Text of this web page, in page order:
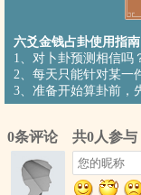
六爻金钱占卦使用指南
1、对卜卦预测相信吗
2、每天只能针对某一
3、准备开始算卦前，